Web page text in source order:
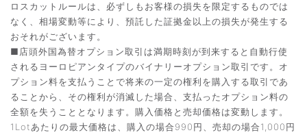
ロスカットルールは、必ずしもお客様の損失を限定するものでは
なく、相場変動等により、預託した証拠金以上の損失が発生する
おそれがございます。
■店頭外国為替オプション取引は満期時刻が到来すると自動行使
されるヨーロピアンタイプのバイナリーオプション取引です。オ
プション料を支払うことで将来の一定の権利を購入する取引であ
ることから、その権利が消滅した場合、支払ったオプション料の
全額を失うこととなります。購入価格と売却価格は変動します。
1Lotあたりの最大価格は、購入の場合990円、売却の場合1,000円